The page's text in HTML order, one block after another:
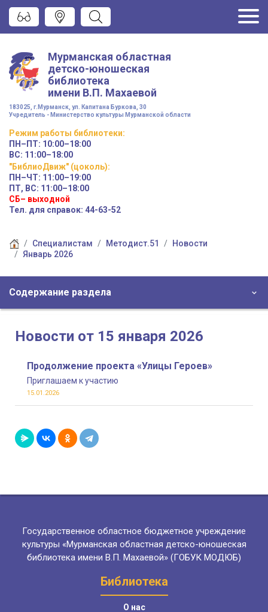
Мурманская областная
детско-юношеская
библиотека
имени В.П. Махаевой
183025, г.Мурманск, ул. Капитана Буркова, 30
Учредитель - Министерство культуры Мурманской области
Режим работы библиотеки:
ПН–ПТ: 10:00–18:00
ВС: 11:00–18:00
"БиблиоДвиж" (цоколь):
ПН–ЧТ: 11:00–19:00
ПТ, ВС: 11:00–18:00
СБ– выходной
Тел. для справок: 44-63-52
Специалистам Методист.51
Новости
Январь 2026
Содержание раздела
Новости от 15 января 2026
Продолжение проекта «Улицы Героев»
Приглашаем к участию
15.01.2026
Государственное областное бюджетное учреждение
культуры «Мурманская областная детско-юношеская
библиотека имени В.П. Махаевой» (ГОБУК МОДЮБ)
Библиотека
О нас